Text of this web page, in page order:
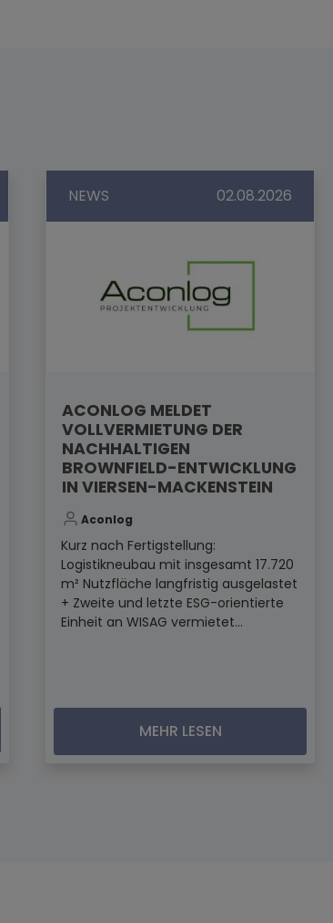
NEWS 02.08.2026
ACONLOG MELDET
VOLLVERMIETUNG DER
NACHHALTIGEN
BROWNFIELD-ENTWICKLUNG
IN VIERSEN-MACKENSTEIN
Aconlog
Kurz nach Fertigstellung:
Logistikneubau mit insgesamt 17.720
m² Nutzfläche langfristig ausgelastet
+ Zweite und letzte ESG-orientierte
Einheit an WISAG vermietet...
MEHR LESEN